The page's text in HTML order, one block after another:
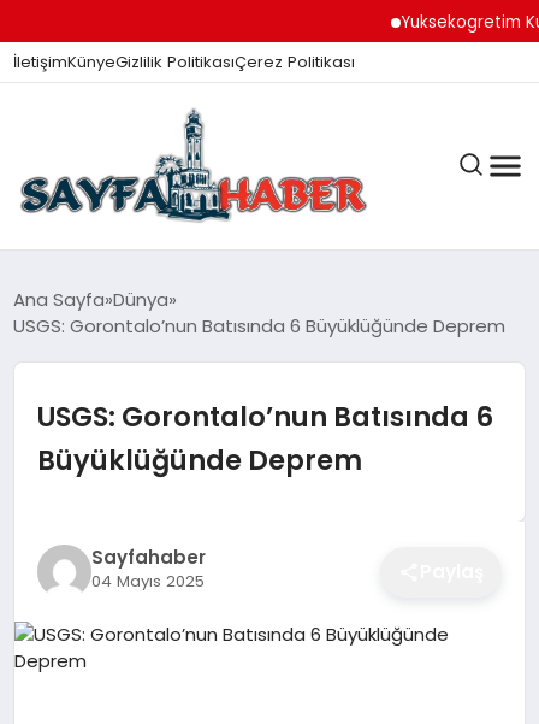
Yuksekogretim
İletişimKünyeGizlilik PolitikasıÇerez Politikası
ANA SAYFA
İZMIR HABERLERI
EĞITIM
EKONOMI
Ana Sayfa Dünya
USGS: Gorontalo’nun Batısında 6 Büyüklüğünde Deprem
USGS: Gorontalo’nun Batısında 6
Büyüklüğünde Deprem
Sayfahaber
04 Mayıs 2025